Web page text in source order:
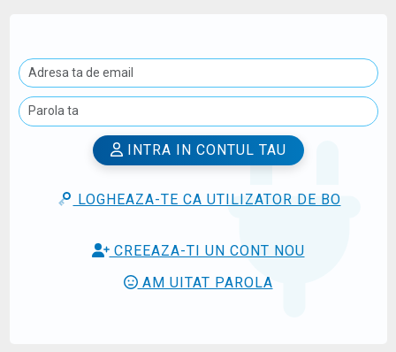
INTRA IN CONTUL TAU
LOGHEAZA-TE CA UTILIZATOR DE BO
CREEAZA-TI UN CONT NOU
AM UITAT PAROLA